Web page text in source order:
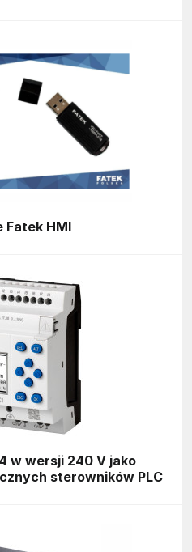
Fatek HMI
w wersji 240 V jako
sterowników PLC